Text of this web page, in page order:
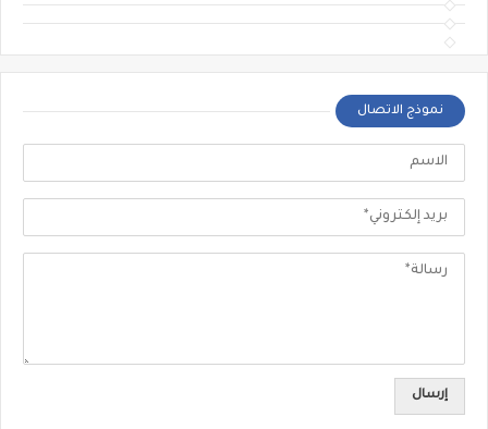
نموذج الاتصال